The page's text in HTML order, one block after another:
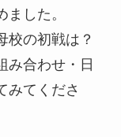
した。
校の初戦は？
み合わせ・日
みてくださ